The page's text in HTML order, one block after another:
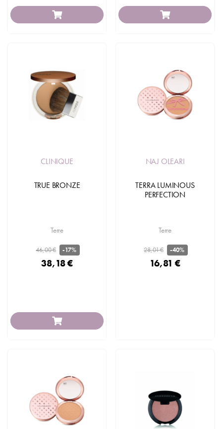
CLINIQUE
TRUE BRONZE
Terre
46,00 € -17%
38,18 €
NAJ OLEARI
TERRA LUMINOUS
PERFECTION
Terre
28,01 € -40%
16,81 €